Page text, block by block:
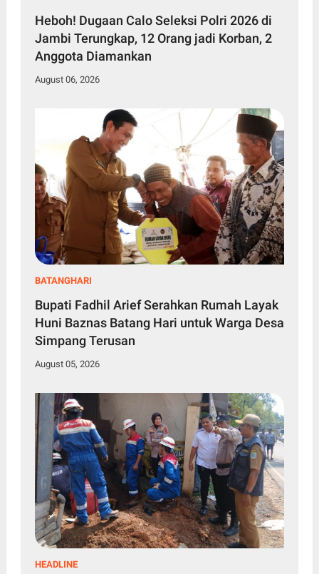
Heboh! Dugaan Calo Seleksi Polri 2026 di
Jambi Terungkap, 12 Orang jadi Korban, 2
Anggota Diamankan
August 06, 2026
BATANGHARI
Bupati Fadhil Arief Serahkan Rumah Layak
Huni Baznas Batang Hari untuk Warga Desa
Simpang Terusan
August 05, 2026
HEADLINE